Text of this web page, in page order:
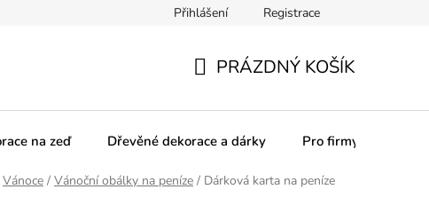
Pro firmy Obchodní podmínky
Přihlášení Registrace
KOŠÍK
PRÁZDNÝ KOŠÍK
na zeď Dřevěné dekorace a dárky Pro firmy
Vánoce / Vánoční obálky na peníze / Dárková karta na peníze